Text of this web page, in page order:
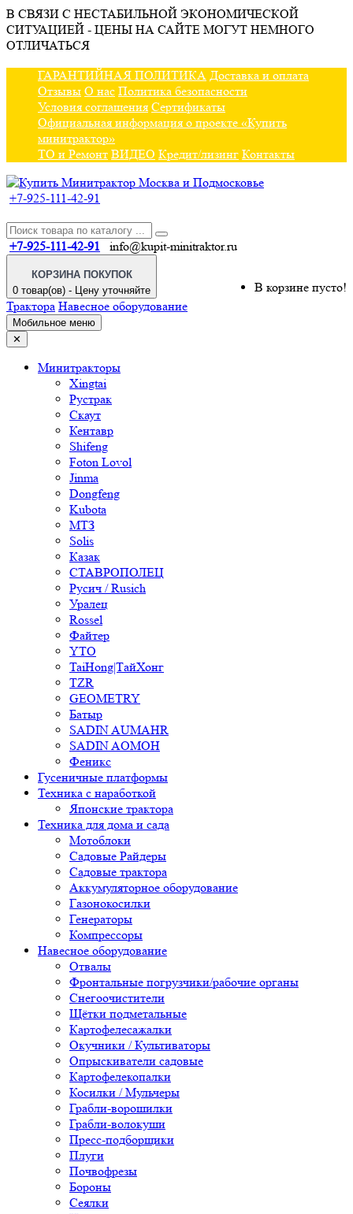
В СВЯЗИ С НЕСТАБИЛЬНОЙ ЭКОНОМИЧЕСКОЙ
СИТУАЦИЕЙ - ЦЕНЫ НА САЙТЕ МОГУТ НЕМНОГО
ОТЛИЧАТЬСЯ
ГАРАНТИЙНАЯ ПОЛИТИКА Доставка и оплата
Отзывы О нас Политика безопасности
Условия соглашения Сертификаты
Официальная информация о проекте «Купить
минитрактор»
ТО и Ремонт ВИДЕО Кредит/лизинг Контакты
+7-925-111-42-91
+7-925-111-42-91 info@kupit-minitraktor.ru
КОРЗИНА ПОКУПОК
0 товар(ов) - Цену уточняйте
В корзине пусто!
Трактора Навесное оборудование
Мобильное меню
✕
Минитракторы
Xingtai
Рустрак
Скаут
Кентавр
Shifeng
Foton Lovol
Jinma
Dongfeng
Kubota
МТЗ
Solis
Казак
СТАВРОПОЛЕЦ
Русич / Rusich
Уралец
Rossel
Файтер
YTO
TaiHong|ТайХонг
TZR
GEOMETRY
Батыр
SADIN AUMAHR
SADIN AOMOH
Феникс
Гусеничные платформы
Техника с наработкой
Японские трактора
Техника для дома и сада
Мотоблоки
Садовые Райдеры
Садовые трактора
Аккумуляторное оборудование
Газонокосилки
Генераторы
Компрессоры
Навесное оборудование
Отвалы
Фронтальные погрузчики/рабочие органы
Снегоочистители
Щётки подметальные
Картофелесажалки
Окучники / Культиваторы
Опрыскиватели садовые
Картофелекопалки
Косилки / Мульчеры
Грабли-ворошилки
Грабли-волокуши
Пресс-подборщики
Плуги
Почвофрезы
Бороны
Сеялки